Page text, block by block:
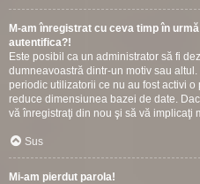
M-am înregistrat cu ceva timp în
autentifica?!
Este posibil ca un administrator să fi
dumneavoastră dintr-un motiv sau
periodic utilizatorii ce nu au fost activi
reduce dimensiunea bazei de date.
vă înregistraţi din nou şi să vă implicaţi
Sus
Mi-am pierdut parola!